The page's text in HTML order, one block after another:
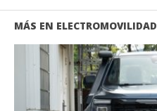
MÁS EN ELECTROMOVILIDAD